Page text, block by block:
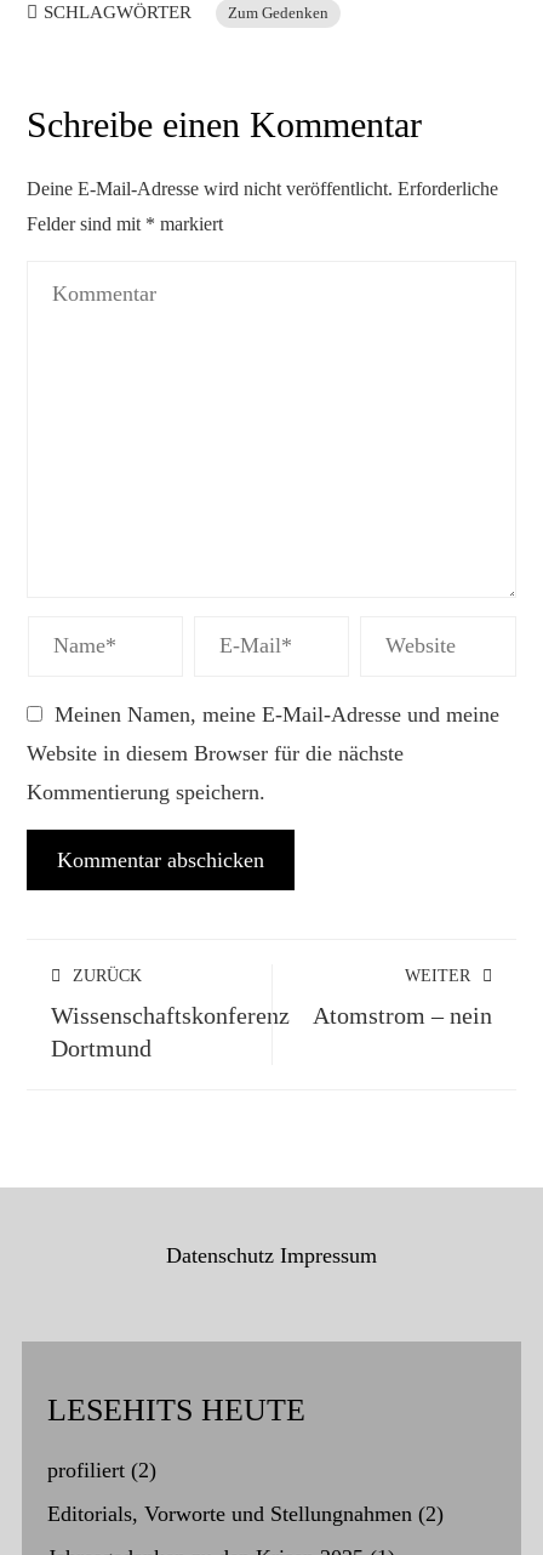
SCHLAGWÖRTER Zum Gedenken
Schreibe einen Kommentar
Deine E-Mail-Adresse wird nicht veröffentlicht. Erforderliche
Felder sind mit * markiert
Meinen Namen, meine E-Mail-Adresse und meine
Website in diesem Browser für die nächste
Kommentierung speichern.
ZURÜCK
Wissenschaftskonferenz
Dortmund
WEITER
Atomstrom – nein
Datenschutz Impressum
LESEHITS HEUTE
profiliert (2)
Editorials, Vorworte und Stellungnahmen (2)